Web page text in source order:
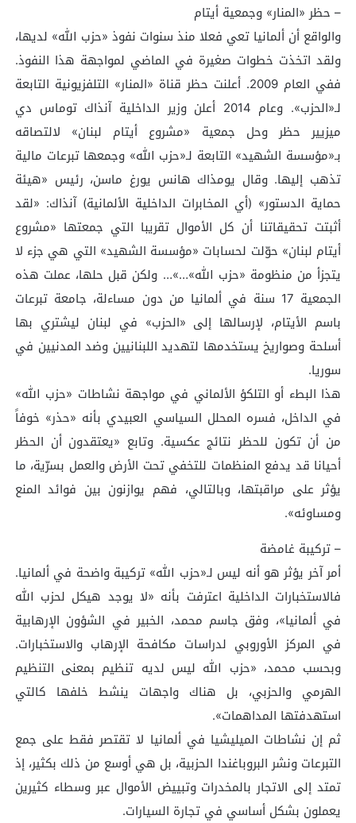
– حظر «المنار» وجمعية أيتام
والواقع أن ألمانيا تعي فعلا منذ سنوات نفوذ «حزب الله» لديها،
ولقد اتخذت خطوات صغيرة في الماضي لمواجهة هذا النفوذ.
ففي العام 2009. أعلنت حظر قناة «المنار» التلفزيونية التابعة
لـ«الحزب». وعام 2014 أعلن وزير الداخلية آنذاك توماس دي
ميزيير حظر وحل جمعية «مشروع أيتام لبنان» لالتصاقه
بـ«مؤسسة الشهيد» التابعة لـ«حزب الله» وجمعها تبرعات مالية
تذهب إليها. وقال يومذاك هانس يورغ ماسن، رئيس «هيئة
حماية الدستور» (أي المخابرات الداخلية الألمانية) آنذاك: «لقد
أثبتت تحقيقاتنا أن كل الأموال تقريبا التي جمعتها «مشروع
أيتام لبنان» حوّلت لحسابات «مؤسسة الشهيد» التي هي جزء لا
يتجزأ من منظومة «حزب الله»…»… ولكن قبل حلها، عملت هذه
الجمعية 17 سنة في ألمانيا من دون مساءلة، جامعة تبرعات
باسم الأيتام، لإرسالها إلى «الحزب» في لبنان ليشتري بها
أسلحة وصواريخ يستخدمها لتهديد اللبنانيين وضد المدنيين في
سوريا.
هذا البطء أو التلكؤ الألماني في مواجهة نشاطات «حزب الله»
في الداخل، فسره المحلل السياسي العبيدي بأنه «حذر» خوفاً
من أن تكون للحظر نتائج عكسية. وتابع «يعتقدون أن الحظر
أحيانا قد يدفع المنظمات للتخفي تحت الأرض والعمل بسرّية، ما
يؤثر على مراقبتها، وبالتالي، فهم يوازنون بين فوائد المنع
ومساوئه».
– تركيبة غامضة
أمر آخر يؤثر هو أنه ليس لـ«حزب الله» تركيبة واضحة في ألمانيا.
فالاستخبارات الداخلية اعترفت بأنه «لا يوجد هيكل لحزب الله
في ألمانيا»، وفق جاسم محمد، الخبير في الشؤون الإرهابية
في المركز الأوروبي لدراسات مكافحة الإرهاب والاستخبارات.
وبحسب محمد، «حزب الله ليس لديه تنظيم بمعنى التنظيم
الهرمي والحزبي، بل هناك واجهات ينشط خلفها كالتي
استهدفتها المداهمات».
ثم إن نشاطات الميليشيا في ألمانيا لا تقتصر فقط على جمع
التبرعات ونشر البروباغندا الحزبية، بل هي أوسع من ذلك بكثير، إذ
تمتد إلى الاتجار بالمخدرات وتبييض الأموال عبر وسطاء كثيرين
يعملون بشكل أساسي في تجارة السيارات.